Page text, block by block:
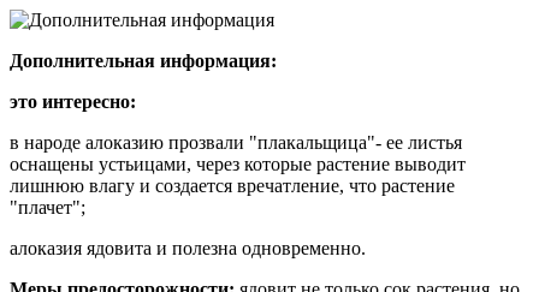
Дополнительная информация:
это интересно:
в народе алоказию прозвали "плакальщица"- ее листья
оснащены устьицами, через которые растение выводит
лишнюю влагу и создается вречатление, что растение
"плачет";
алоказия ядовита и полезна одновременно.